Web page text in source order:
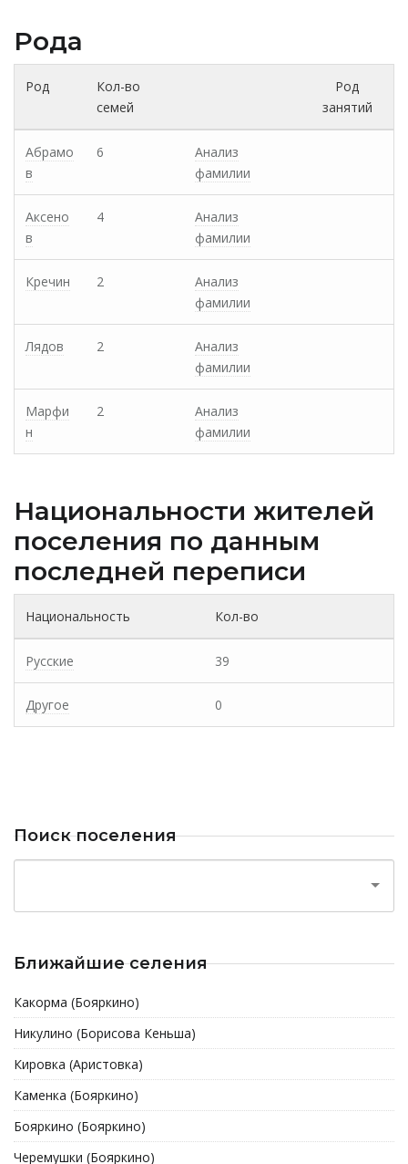
Рода
Род
Кол-во
семей
Род
занятий
Абрамо
в
6
Анализ
фамилии
Аксено
в
4
Анализ
фамилии
Кречин 2
Анализ
фамилии
Лядов 2
Анализ
фамилии
Марфи
н
2
Анализ
фамилии
Национальности жителей
поселения по данным
последней переписи
Национальность Кол-во
Русские 39
Другое 0
Поиск поселения
Ближайшие селения
Какорма (Бояркино)
Никулино (Борисова Кеньша)
Кировка (Аристовка)
Каменка (Бояркино)
Бояркино (Бояркино)
Черемушки (Бояркино)